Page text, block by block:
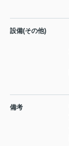
設備(その他)
備考